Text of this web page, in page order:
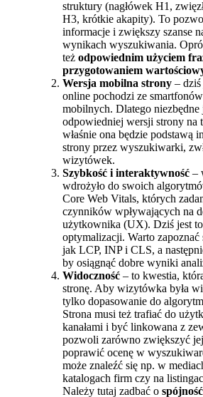
struktury (nagłówek H1,
H3, krótkie akapity). To
informacje i zwiększy szanse
wynikach wyszukiwania.
też odpowiednim użyciem
przygotowaniem
Wersja mobilna strony – dziś
online pochodzi ze
mobilnych. Dlatego
odpowiedniej wersji strony na
właśnie ona będzie podstawą
strony przez wyszukiwarki,
wizytówek.
Szybkość i interaktywność –
wdrożyło do swoich
Core Web Vitals, których
czynników wpływających na
użytkownika (UX). Dziś jest
optymalizacji. Warto
jak LCP, INP i CLS, a
by osiągnąć dobre wyniki
Widoczność – to kwestia,
stronę. Aby wizytówka była
tylko dopasowanie do
Strona musi też trafiać do
kanałami i być linkowana z
pozwoli zarówno zwiększyć
poprawić ocenę w
może znaleźć się np. w
katalogach firm czy na
Należy tutaj zadbać o